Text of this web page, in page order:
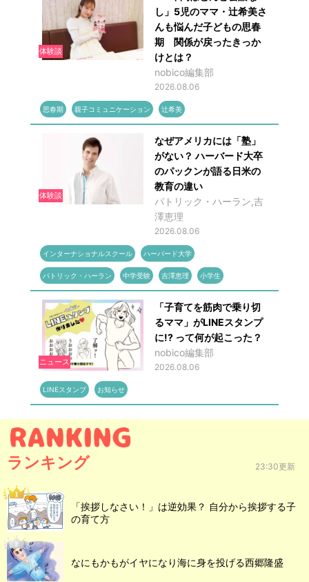
体験談
し」5児のママ・辻希美さ
んも悩んだ子どもの思春
期 関係が戻ったきっか
けとは？
nobico編集部
2026.08.06
思春期 親子コミュニケーション 辻希美
体験談
なぜアメリカには「塾」
がない？ ハーバード大卒
のパックンが語る日米の
教育の違い
パトリック・ハーラン,吉
澤恵理
2026.08.06
インターナショナルスクール ハーバード大学
パトリック・ハーラン 中学受験 吉澤恵理 小学生
ニュース
「子育てを筋肉で乗り切
るママ」がLINEスタンプ
に!? って何が起こった？
nobico編集部
2026.08.06
LINEスタンプ お知らせ
ランキング 23:30更新
「挨拶しなさい！」は逆効果？ 自分から挨拶する子
の育て方
なにもかもがイヤになり海に身を投げる西郷隆盛